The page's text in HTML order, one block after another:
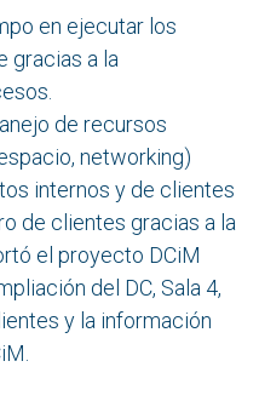
en ejecutar los
gracias a la
de recursos
networking)
internos y de clientes
de clientes gracias a la
el proyecto DCiM
del DC, Sala 4,
y la información